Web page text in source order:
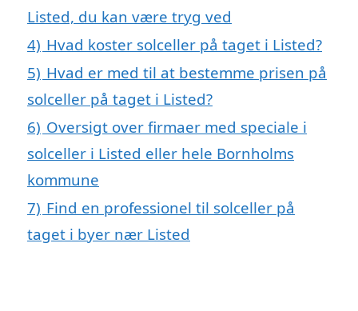
Listed, du kan være tryg ved
4) Hvad koster solceller på taget i Listed?
5) Hvad er med til at bestemme prisen på
solceller på taget i Listed?
6) Oversigt over firmaer med speciale i
solceller i Listed eller hele Bornholms
kommune
7) Find en professionel til solceller på
taget i byer nær Listed